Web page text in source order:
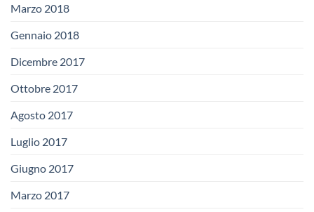
Marzo 2018
Gennaio 2018
Dicembre 2017
Ottobre 2017
Agosto 2017
Luglio 2017
Giugno 2017
Marzo 2017